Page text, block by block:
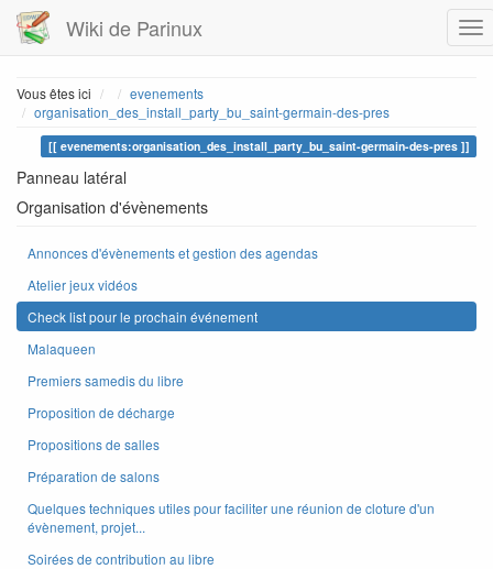
Wiki de Parinux
Vous êtes ici Home
evenements
organisation_des_install_party_bu_saint-germain-des-pres
evenements:organisation_des_install_party_bu_saint-germain-des-pres
Panneau latéral
Organisation d'évènements
Annonces d'évènements et gestion des agendas
Atelier jeux vidéos
Check list pour le prochain événement
Malaqueen
Premiers samedis du libre
Proposition de décharge
Propositions de salles
Préparation de salons
Quelques techniques utiles pour faciliter une réunion de cloture d'un
évènement, projet...
Soirées de contribution au libre